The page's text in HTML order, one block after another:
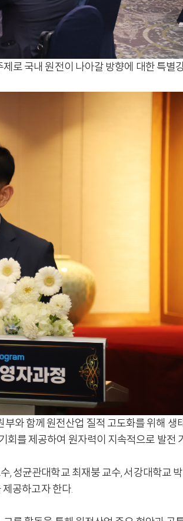
로 국내 원전이 나아갈 방향에 대한 특별
와 함께 원전산업 질적 고도화를 위해
를 제공하여 원자력이 지속적으로 발전
성균관대학교 최재붕 교수, 서강대학교
제공하고자 한다.